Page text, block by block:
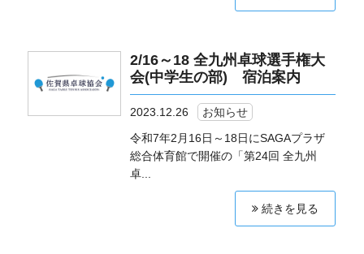
2/16～18 全九州卓球選手権大
会(中学生の部) 宿泊案内
2023.12.26
お知らせ
令和7年2月16日～18日にSAGAプラザ
総合体育館で開催の「第24回 全九州
卓...
続きを見る